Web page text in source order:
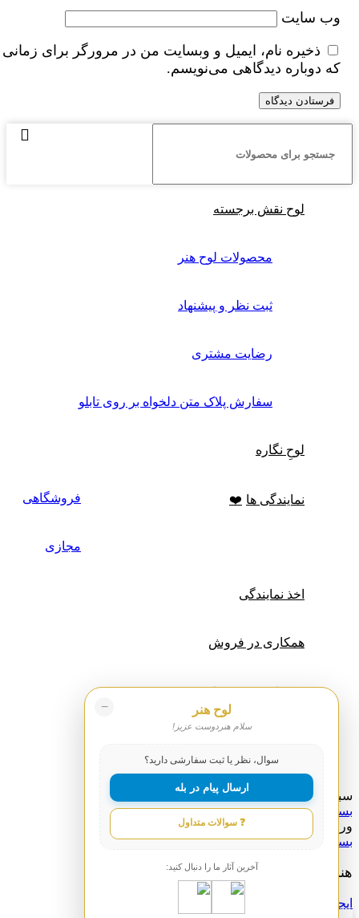
وب‌ سایت
ذخیره نام، ایمیل و وبسایت من در مرورگر برای زمانی
که دوباره دیدگاهی می‌نویسم.
لوح نقش برجسته
محصولات لوح هنر
ثبت نظر و پیشنهاد
رضایت مشتری
سفارش پلاک متن دلخواه بر روی تابلو
لوحِ نگاره
نمایندگی ها ❤️ فروشگاهی
مجازی
اخذ نمایندگی
همکاری در فروش
علاقه مندی ها
سبد خرید
بستن
ورود
بستن
هنوز حساب کاربری ندارید؟
ایجاد یک حساب کاربری؟
− لوح هنر
سلام هنردوست عزیز!
سوال، نظر یا ثبت سفارشی دارید؟
ارسال پیام در بله
❓ سوالات متداول
آخرین آثار ما را دنبال کنید: